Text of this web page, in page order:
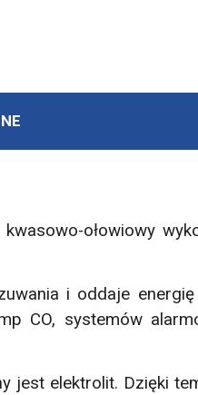
ołowiowy
i oddaje
CO, systemów
jest elektrolit. Dzięki